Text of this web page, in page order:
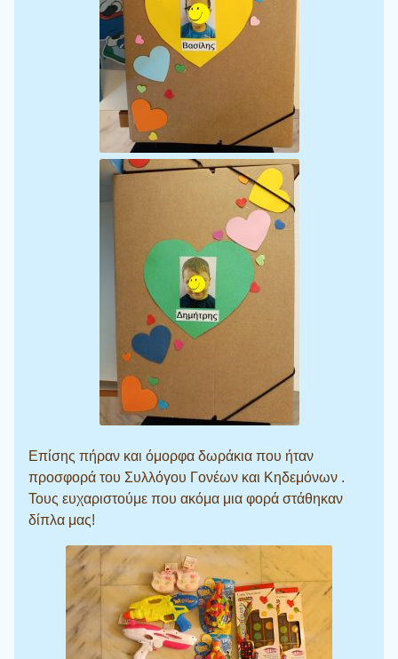
Επίσης πήραν και όμορφα δωράκια που ήταν
προσφορά του Συλλόγου Γονέων και Κηδεμόνων .
Τους ευχαριστούμε που ακόμα μια φορά στάθηκαν
δίπλα μας!